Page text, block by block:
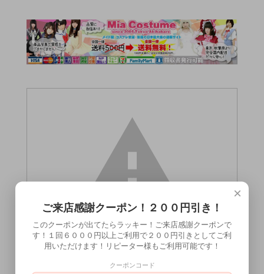
クリア）は18歳未満の方には販売できませ
×
ご来店感謝クーポン！２００円引き！
このクーポンが出てたらラッキー！ご来店感謝クーポンで
す！１回６０００円以上ご利用で２００円引きとしてご利
用いただけます！リピーター様もご利用可能です！
クーポンコード